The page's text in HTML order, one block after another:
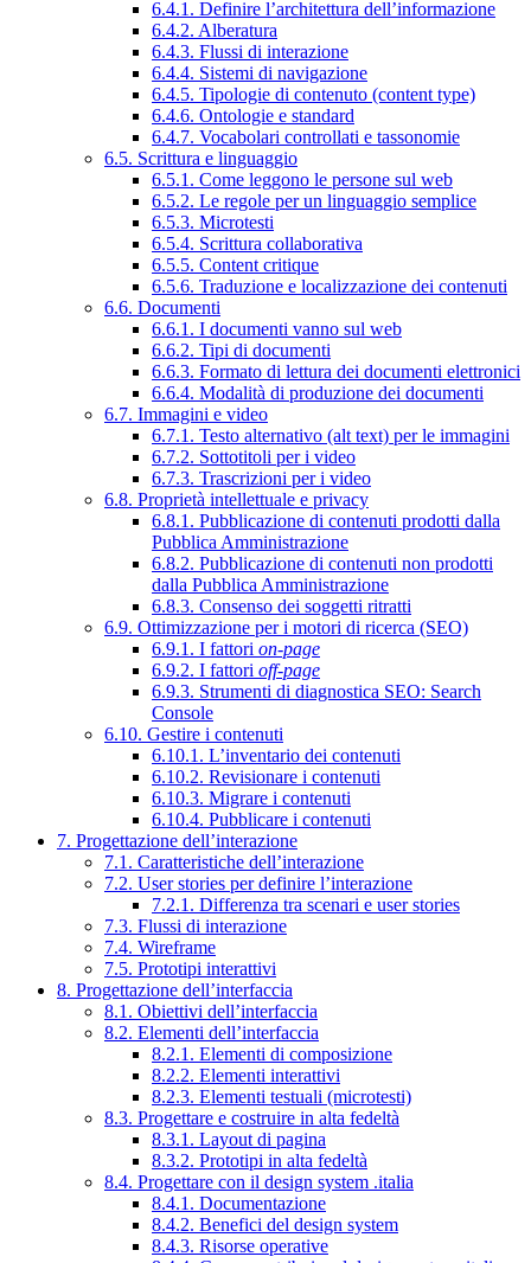
6.4.1. Definire l’architettura dell’informazione
6.4.2. Alberatura
6.4.3. Flussi di interazione
6.4.4. Sistemi di navigazione
6.4.5. Tipologie di contenuto (content type)
6.4.6. Ontologie e standard
6.4.7. Vocabolari controllati e tassonomie
6.5. Scrittura e linguaggio
6.5.1. Come leggono le persone sul web
6.5.2. Le regole per un linguaggio semplice
6.5.3. Microtesti
6.5.4. Scrittura collaborativa
6.5.5. Content critique
6.5.6. Traduzione e localizzazione dei contenuti
6.6. Documenti
6.6.1. I documenti vanno sul web
6.6.2. Tipi di documenti
6.6.3. Formato di lettura dei documenti elettronici
6.6.4. Modalità di produzione dei documenti
6.7. Immagini e video
6.7.1. Testo alternativo (alt text) per le immagini
6.7.2. Sottotitoli per i video
6.7.3. Trascrizioni per i video
6.8. Proprietà intellettuale e privacy
6.8.1. Pubblicazione di contenuti prodotti dalla
Pubblica Amministrazione
6.8.2. Pubblicazione di contenuti non prodotti
dalla Pubblica Amministrazione
6.8.3. Consenso dei soggetti ritratti
6.9. Ottimizzazione per i motori di ricerca (SEO)
6.9.1. I fattori on-page
6.9.2. I fattori off-page
6.9.3. Strumenti di diagnostica SEO: Search
Console
6.10. Gestire i contenuti
6.10.1. L’inventario dei contenuti
6.10.2. Revisionare i contenuti
6.10.3. Migrare i contenuti
6.10.4. Pubblicare i contenuti
7. Progettazione dell’interazione
7.1. Caratteristiche dell’interazione
7.2. User stories per definire l’interazione
7.2.1. Differenza tra scenari e user stories
7.3. Flussi di interazione
7.4. Wireframe
7.5. Prototipi interattivi
8. Progettazione dell’interfaccia
8.1. Obiettivi dell’interfaccia
8.2. Elementi dell’interfaccia
8.2.1. Elementi di composizione
8.2.2. Elementi interattivi
8.2.3. Elementi testuali (microtesti)
8.3. Progettare e costruire in alta fedeltà
8.3.1. Layout di pagina
8.3.2. Prototipi in alta fedeltà
8.4. Progettare con il design system .italia
8.4.1. Documentazione
8.4.2. Benefici del design system
8.4.3. Risorse operative